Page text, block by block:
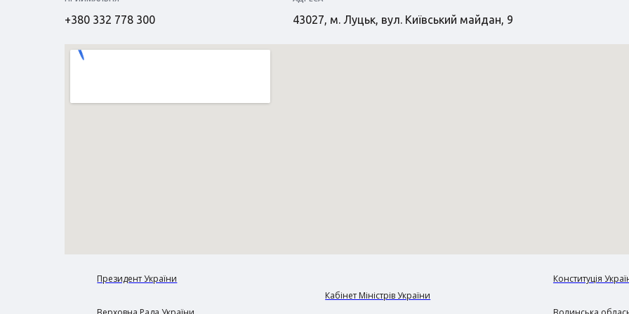
+380 332 778 300 43027, м. Луцьк, вул. Київський майдан, 9
Президент України
Кабінет Міністрів України
Конституція